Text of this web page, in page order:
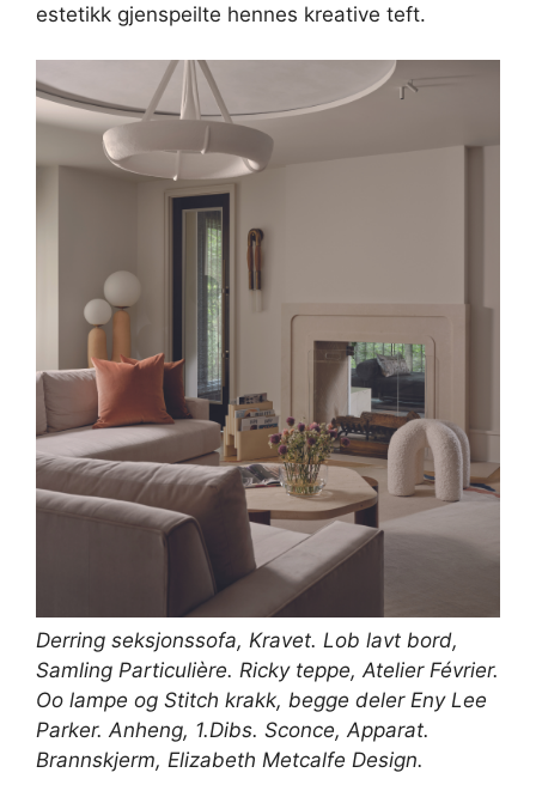
estetikk gjenspeilte hennes kreative teft.
Derring seksjonssofa, Kravet. Lob lavt bord,
Samling Particulière. Ricky teppe, Atelier Février.
Oo lampe og Stitch krakk, begge deler Eny Lee
Parker. Anheng, 1.Dibs. Sconce, Apparat.
Brannskjerm, Elizabeth Metcalfe Design.